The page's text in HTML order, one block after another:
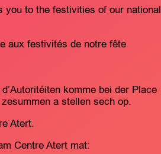
to the festivities of our national
festivités de notre fête
komme bei der Place
a stellen sech op.
Atert.
Centre Atert mat: